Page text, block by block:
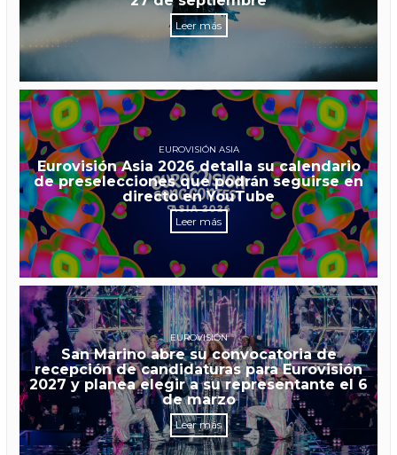
Leer más
EUROVISIÓN ASIA
Eurovisión Asia 2026 detalla su calendario
de preselecciones que podrán seguirse en
directo en YouTube
Leer más
EUROVISIÓN
San Marino abre su convocatoria de
recepción de candidaturas para Eurovisión
2027 y planea elegir a su representante el 6
de marzo
Leer más